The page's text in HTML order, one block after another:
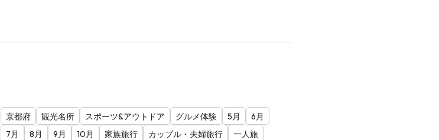
京都府 観光名所 スポーツ&アウトドア グルメ体験 5月
6月
7月
8月 9月 10月 家族旅行 カップル・夫婦旅行
一人旅